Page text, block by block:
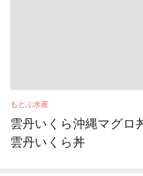
もとぶ水産
雲丹いくら沖縄マグロ
雲丹いくら丼